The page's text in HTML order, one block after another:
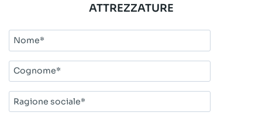
ATTREZZATURE
Nome*
Cognome*
Ragione
sociale*